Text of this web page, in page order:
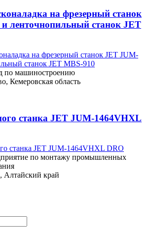
на фрезерный станок
ленточнопильный станок JET
по машиностроению
Кемеровская область
станка JET JUM-1464VHXL
по монтажу промышленных
Алтайский край